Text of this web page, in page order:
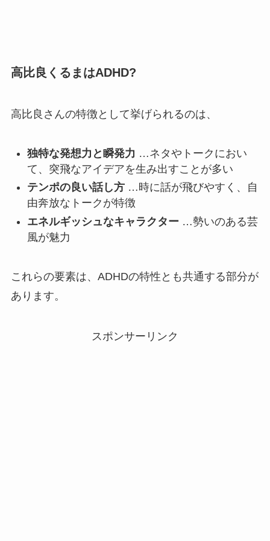
高比良くるまはADHD?
高比良さんの特徴として挙げられるのは、
独特な発想力と瞬発力 …ネタやトークにおい
て、突飛なアイデアを生み出すことが多い
テンポの良い話し方…時に話が飛びやすく、自
由奔放なトークが特徴
エネルギッシュなキャラクター …勢いのある芸
風が魅力
これらの要素は、ADHDの特性とも共通する部分が
あります。
スポンサーリンク